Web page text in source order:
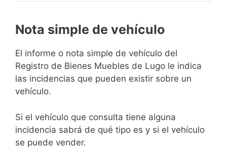
Nota simple de vehículo
El informe o nota simple de vehículo del
Registro de Bienes Muebles de Lugo le indica
las incidencias que pueden existir sobre un
vehículo.
Si el vehículo que consulta tiene alguna
incidencia sabrá de qué tipo es y si el vehículo
se puede vender.